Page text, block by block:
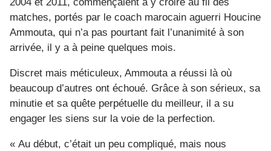
2004 et 2011, commençaient à y croire au fil des
matches, portés par le coach marocain aguerri Houcine
Ammouta, qui n’a pas pourtant fait l’unanimité à son
arrivée, il y a à peine quelques mois.
Discret mais méticuleux, Ammouta a réussi là où
beaucoup d’autres ont échoué. Grâce à son sérieux, sa
minutie et sa quête perpétuelle du meilleur, il a su
engager les siens sur la voie de la perfection.
« Au début, c’était un peu compliqué, mais nous